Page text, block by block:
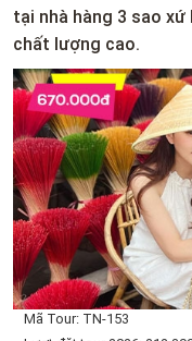
tại nhà hàng 3 sao xứ
chất lượng cao.
Mã Tour: TN-153